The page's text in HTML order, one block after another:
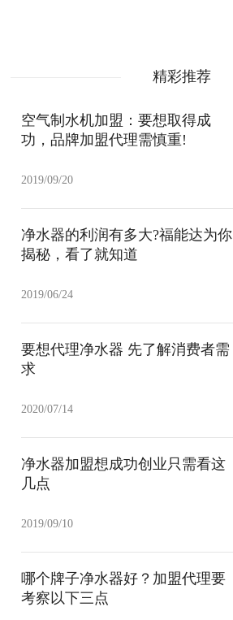
精彩推荐
空气制水机加盟：要想取得成
功，品牌加盟代理需慎重!
2019/09/20
净水器的利润有多大?福能达为你
揭秘，看了就知道
2019/06/24
要想代理净水器 先了解消费者需
求
2020/07/14
净水器加盟想成功创业只需看这
几点
2019/09/10
哪个牌子净水器好？加盟代理要
考察以下三点